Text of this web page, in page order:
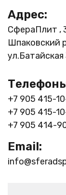
Адрес:
СфераПлит ,
Шпаковский
ул.Батайская
+7 905 415-
+7 905 415-
+7 905 414-
Email: